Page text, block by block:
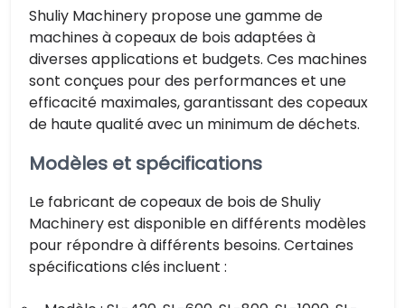
Shuliy Machinery propose une gamme de
machines à copeaux de bois adaptées à
diverses applications et budgets. Ces machines
sont conçues pour des performances et une
efficacité maximales, garantissant des copeaux
de haute qualité avec un minimum de déchets.
Modèles et spécifications
Le fabricant de copeaux de bois de Shuliy
Machinery est disponible en différents modèles
pour répondre à différents besoins. Certaines
spécifications clés incluent :